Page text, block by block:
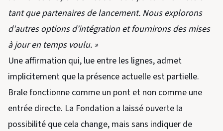
tant que partenaires de lancement. Nous explorons
d'autres options d'intégration et fournirons des mises
à jour en temps voulu. »
Une affirmation qui, lue entre les lignes, admet
implicitement que la présence actuelle est partielle.
Brale fonctionne comme un pont et non comme une
entrée directe. La Fondation a laissé ouverte la
possibilité que cela change, mais sans indiquer de